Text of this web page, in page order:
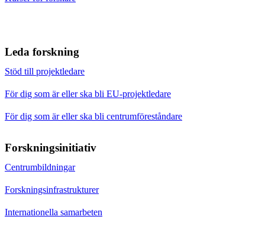
Leda forskning
Stöd till projektledare
För dig som är eller ska bli EU-projektledare
För dig som är eller ska bli centrumföreståndare
Forskningsinitiativ
Centrumbildningar
Forskningsinfrastrukturer
Internationella samarbeten